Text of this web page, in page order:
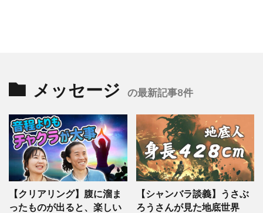
メッセージ の最新記事8件
【クリアリング】腹に溜ま
ったものが出ると、楽しい
【シャンバラ談義】うさぶ
ろうさんが見た地底世界